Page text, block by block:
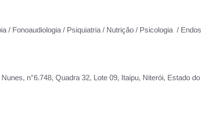
/ Fonoaudiologia / Psiquiatria / Nutrição / Psicologia /
n°6.748, Quadra 32, Lote 09, Itaipu, Niterói, Estado